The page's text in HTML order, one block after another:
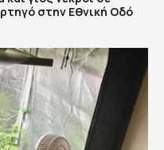
στην Εθνική Οδό